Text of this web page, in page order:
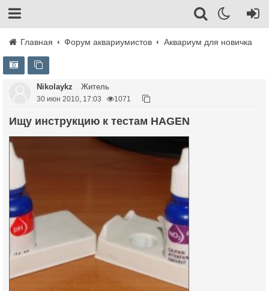
Главная Форум аквариумистов Аквариум для новичка
Nikolaykz Житель
30 июн 2010, 17:03 1071
Ищу инструкцию к тестам HAGEN